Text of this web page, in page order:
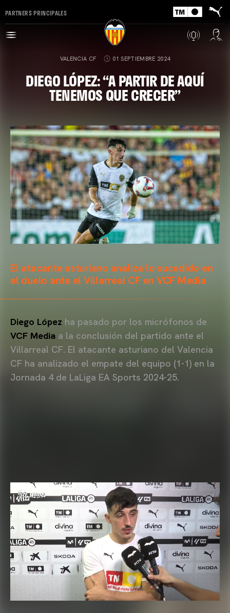
PARTNERS PRINCIPALES
VALENCIA CF 01 SEPTIEMBRE 2024
DIEGO LÓPEZ: “A PARTIR DE AQUÍ
TENEMOS QUE CRECER”
El atacante asturiano analiza lo sucedido en
el duelo ante el Villarreal CF en VCF Media
Diego López ha pasado por los micrófonos de
VCF Media a la conclusión del partido ante el
Villarreal CF. El atacante asturiano del Valencia
CF ha analizado el empate del equipo (1-1) en la
Jornada 4 de LaLiga EA Sports 2024-25.